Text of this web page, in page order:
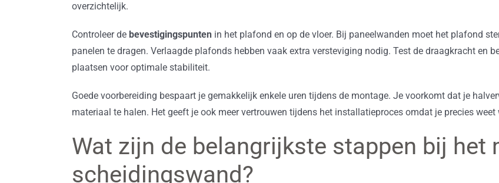
overzichtelijk.
Controleer de bevestigingspunten in het plafond en op de vloer. Bij paneelwanden moet het plafond
panelen te dragen. Verlaagde plafonds hebben vaak extra versteviging nodig. Test de draagkracht en
plaatsen voor optimale stabiliteit.
Goede voorbereiding bespaart je gemakkelijk enkele uren tijdens de montage. Je voorkomt dat je
materiaal te halen. Het geeft je ook meer vertrouwen tijdens het installatieproces omdat je precies
Wat zijn de belangrijkste stappen bij het
scheidingswand?